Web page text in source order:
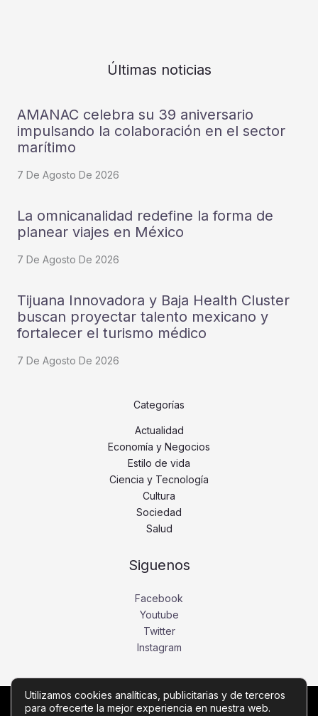
Últimas noticias
AMANAC celebra su 39 aniversario
impulsando la colaboración en el sector
marítimo
7 De Agosto De 2026
La omnicanalidad redefine la forma de
planear viajes en México
7 De Agosto De 2026
Tijuana Innovadora y Baja Health Cluster
buscan proyectar talento mexicano y
fortalecer el turismo médico
7 De Agosto De 2026
Categorías
Actualidad
Economía y Negocios
Estilo de vida
Ciencia y Tecnología
Cultura
Sociedad
Salud
Siguenos
Facebook
Youtube
Twitter
Instagram
Utilizamos cookies analíticas, publicitarias y de terceros
para ofrecerte la mejor experiencia en nuestra web.